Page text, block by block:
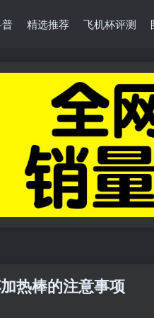
精选推荐 飞机杯评测
热棒的注意事项